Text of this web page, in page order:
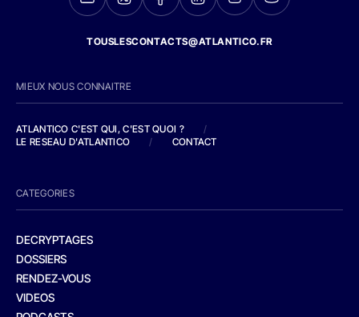
TOUSLESCONTACTS@ATLANTICO.FR
MIEUX NOUS CONNAITRE
ATLANTICO C'EST QUI, C'EST QUOI ?
/
LE RESEAU D'ATLANTICO
/ CONTACT
CATEGORIES
DECRYPTAGES
DOSSIERS
RENDEZ-VOUS
VIDEOS